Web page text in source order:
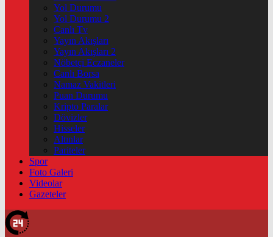
Yol Durumu
Yol Durumu 2
Canlı Tv
Yayın Akışları
Yayın Akışları 2
Nöbetçi Eczaneler
Canlı Borsa
Namaz Vakitleri
Puan Durumu
Kripto Paralar
Dövizler
Hisseler
Altınlar
Pariteler
Spor
Foto Galeri
Videolar
Gazeteler